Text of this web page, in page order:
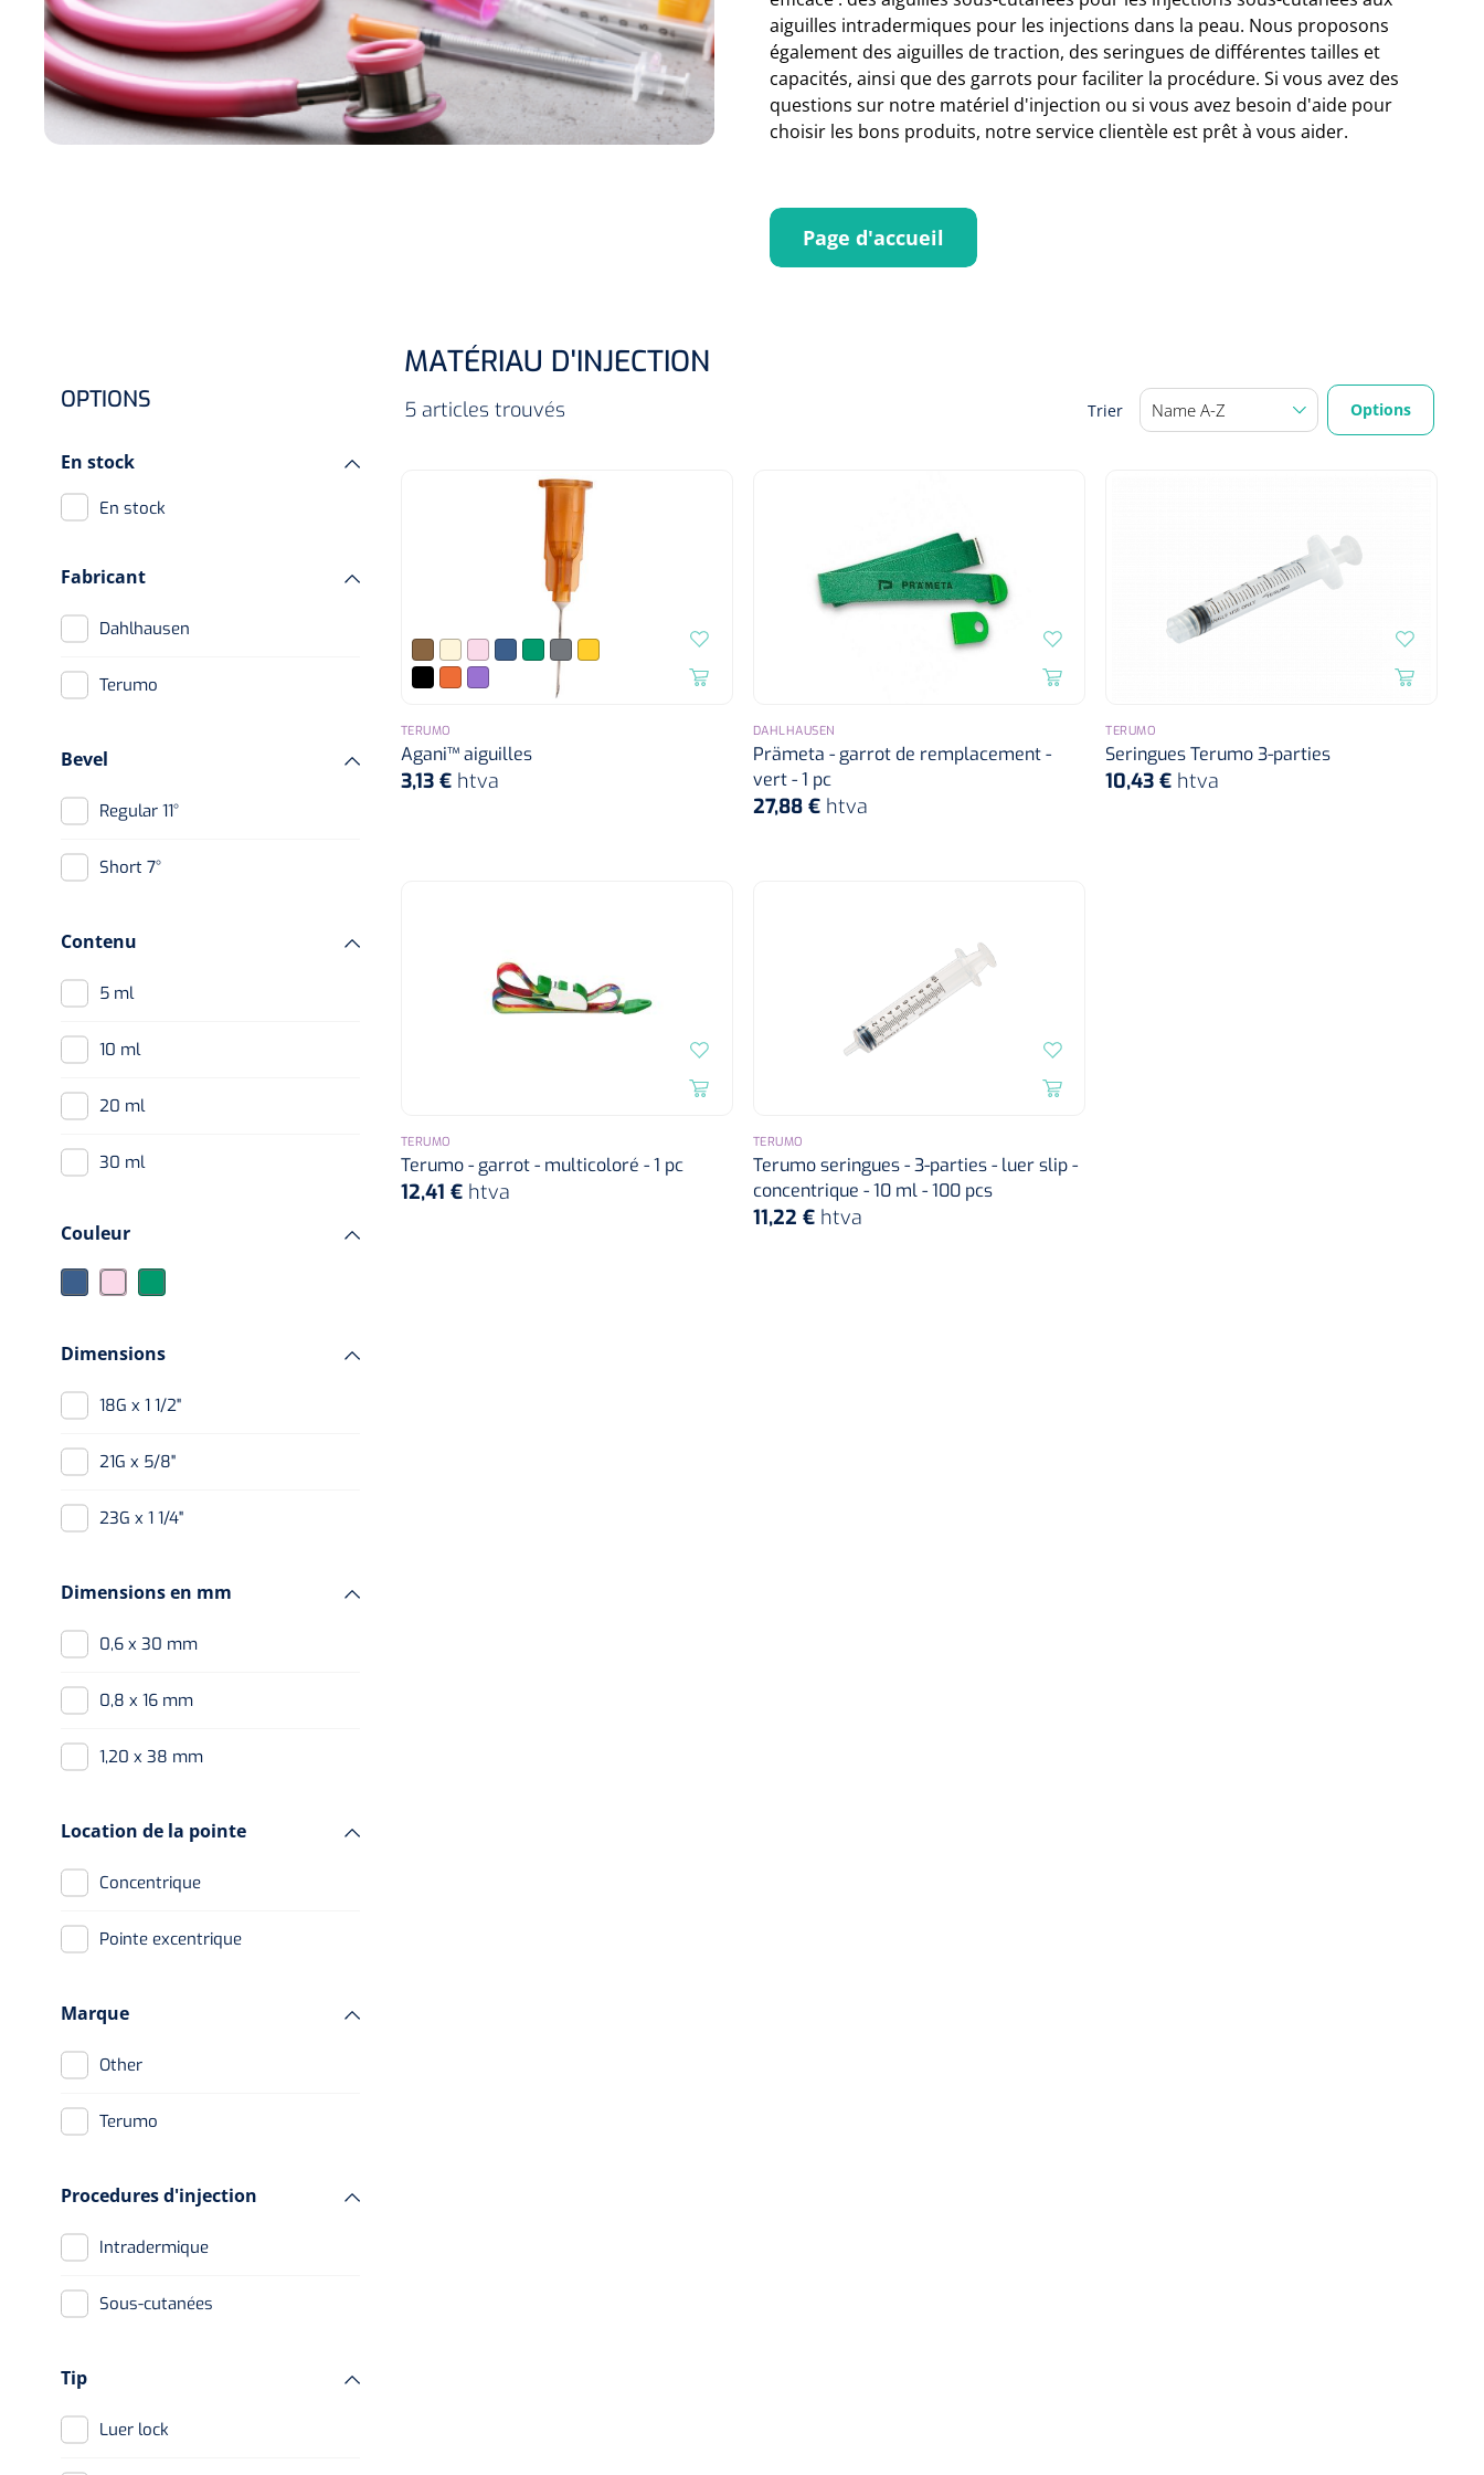
Hygiène & Désinfection
Soins d'incontinence
Matériel d'injection
Infrastructure
aiguilles intradermiques pour les injections dans la peau. Nous proposons
également des aiguilles de traction, des seringues de différentes tailles et
capacités, ainsi que des garrots pour faciliter la procédure. Si vous avez des
questions sur notre matériel d'injection ou si vous avez besoin d'aide pour
choisir les bons produits, notre service clientèle est prêt à vous aider.
Page d'accueil
OPTIONS
En stock
En stock
Fabricant
Dahlhausen
Terumo
Bevel
Regular 11°
Short 7°
Contenu
5 ml
10 ml
20 ml
30 ml
Couleur
Dimensions
18G x 1 1/2"
21G x 5/8"
23G x 1 1/4"
Dimensions en mm
0,6 x 30 mm
0,8 x 16 mm
1,20 x 38 mm
Location de la pointe
Concentrique
Pointe excentrique
Marque
Other
Terumo
Procedures d'injection
Intradermique
Sous-cutanées
Tip
Luer lock
MATÉRIAU D'INJECTION
5 articles trouvés Trier Options
TERUMO
Agani™ aiguilles
3,13 € htva
DAHLHAUSEN
Prämeta - garrot de remplacement -
vert - 1 pc
27,88 € htva
TERUMO
Seringues Terumo 3-parties
10,43 € htva
TERUMO
Terumo - garrot - multicoloré - 1 pc
12,41 € htva
TERUMO
Terumo seringues - 3-parties - luer slip -
concentrique - 10 ml - 100 pcs
11,22 € htva